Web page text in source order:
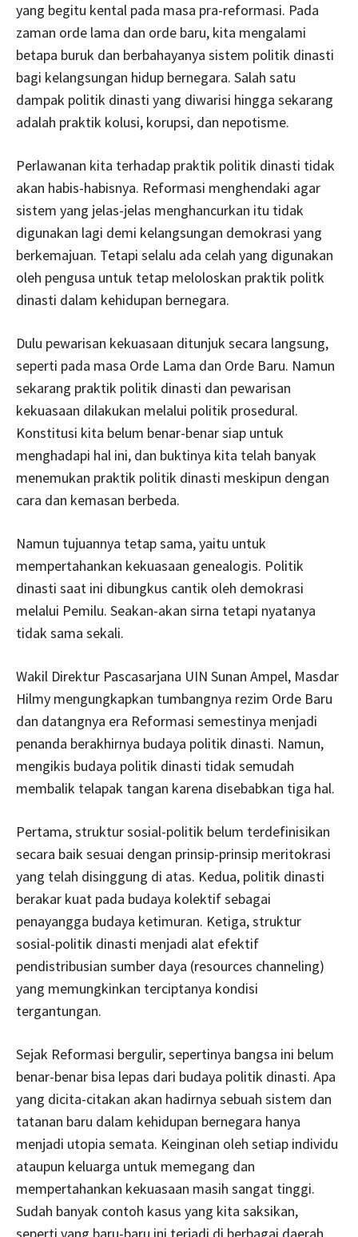
yang begitu kental pada masa pra-reformasi. Pada
zaman orde lama dan orde baru, kita mengalami
betapa buruk dan berbahayanya sistem politik dinasti
bagi kelangsungan hidup bernegara. Salah satu
dampak politik dinasti yang diwarisi hingga sekarang
adalah praktik kolusi, korupsi, dan nepotisme.
Perlawanan kita terhadap praktik politik dinasti tidak
akan habis-habisnya. Reformasi menghendaki agar
sistem yang jelas-jelas menghancurkan itu tidak
digunakan lagi demi kelangsungan demokrasi yang
berkemajuan. Tetapi selalu ada celah yang digunakan
oleh pengusa untuk tetap meloloskan praktik politk
dinasti dalam kehidupan bernegara.
Dulu pewarisan kekuasaan ditunjuk secara langsung,
seperti pada masa Orde Lama dan Orde Baru. Namun
sekarang praktik politik dinasti dan pewarisan
kekuasaan dilakukan melalui politik prosedural.
Konstitusi kita belum benar-benar siap untuk
menghadapi hal ini, dan buktinya kita telah banyak
menemukan praktik politik dinasti meskipun dengan
cara dan kemasan berbeda.
Namun tujuannya tetap sama, yaitu untuk
mempertahankan kekuasaan genealogis. Politik
dinasti saat ini dibungkus cantik oleh demokrasi
melalui Pemilu. Seakan-akan sirna tetapi nyatanya
tidak sama sekali.
Wakil Direktur Pascasarjana UIN Sunan Ampel, Masdar
Hilmy mengungkapkan tumbangnya rezim Orde Baru
dan datangnya era Reformasi semestinya menjadi
penanda berakhirnya budaya politik dinasti. Namun,
mengikis budaya politik dinasti tidak semudah
membalik telapak tangan karena disebabkan tiga hal.
Pertama, struktur sosial-politik belum terdefinisikan
secara baik sesuai dengan prinsip-prinsip meritokrasi
yang telah disinggung di atas. Kedua, politik dinasti
berakar kuat pada budaya kolektif sebagai
penayangga budaya ketimuran. Ketiga, struktur
sosial-politik dinasti menjadi alat efektif
pendistribusian sumber daya (resources channeling)
yang memungkinkan terciptanya kondisi
tergantungan.
Sejak Reformasi bergulir, sepertinya bangsa ini belum
benar-benar bisa lepas dari budaya politik dinasti. Apa
yang dicita-citakan akan hadirnya sebuah sistem dan
tatanan baru dalam kehidupan bernegara hanya
menjadi utopia semata. Keinginan oleh setiap individu
ataupun keluarga untuk memegang dan
mempertahankan kekuasaan masih sangat tinggi.
Sudah banyak contoh kasus yang kita saksikan,